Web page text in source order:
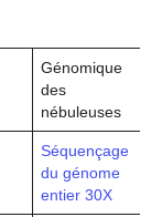
Génomique
des
nébuleuses
Séquençage
du génome
entier 30X